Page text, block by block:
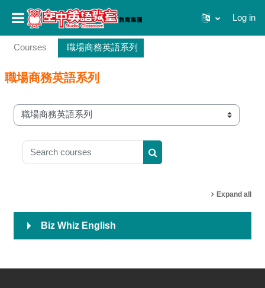
Skip to main content
Log in
Courses 職場商務英語系列
職場商務英語系列
Course categories
Search courses
Search courses
Expand all
Biz Whiz English